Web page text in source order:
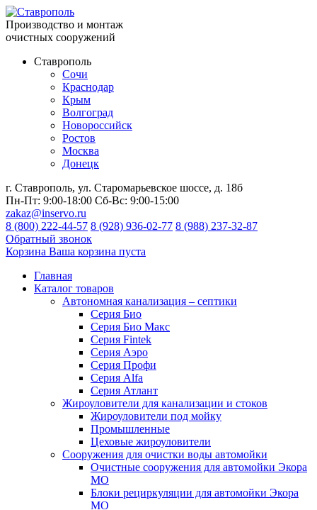
Производство и монтаж
очистных сооружений
Ставрополь
Сочи
Краснодар
Крым
Волгоград
Новороссийск
Ростов
Москва
Донецк
г. Ставрополь, ул. Старомарьевское шоссе, д. 18б
Пн-Пт: 9:00-18:00 Сб-Вс: 9:00-15:00
zakaz@inservo.ru
8 (800) 222-44-57 8 (928) 936-02-77 8 (988) 237-32-87
Обратный звонок
Корзина Ваша корзина пуста
Главная
Каталог товаров
Автономная канализация – септики
Серия Био
Серия Био Макс
Серия Fintek
Серия Аэро
Серия Профи
Серия Alfa
Серия Атлант
Жироуловители для канализации и стоков
Жироуловители под мойку
Промышленные
Цеховые жироуловители
Сооружения для очистки воды автомойки
Очистные сооружения для автомойки Экора
МО
Блоки рециркуляции для автомойки Экора
МО